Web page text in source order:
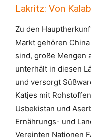
Lakritz: Von
Zu den
Markt gehören
sind, große Mengen
unterhält in diesen
und versorgt
Katjes mit
Usbekistan und
Ernährungs- und
Vereinten Nationen